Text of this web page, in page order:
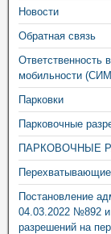
Новости
Обратная связь
Ответственность
мобильности
Парковки
Парковочные
ПАРКОВОЧНЫЕ
Перехватывающие
Постановление
04.03.2022 №892
разрешений на